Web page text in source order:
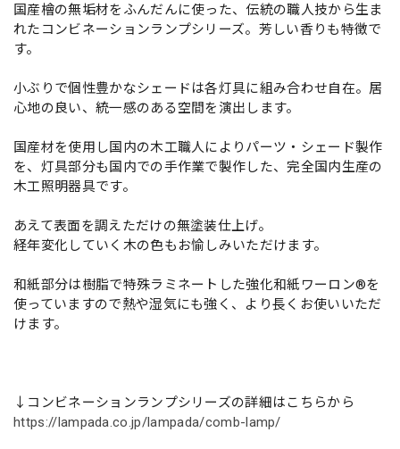
国産檜の無垢材をふんだんに使った、伝統の職人技から生ま
れたコンビネーションランプシリーズ。芳しい香りも特徴で
す。
小ぶりで個性豊かなシェードは各灯具に組み合わせ自在。居
心地の良い、統一感のある空間を演出します。
国産材を使用し国内の木工職人によりパーツ・シェード製作
を、灯具部分も国内での手作業で製作した、完全国内生産の
木工照明器具です。
あえて表面を調えただけの無塗装仕上げ。
経年変化していく木の色もお愉しみいただけます。
和紙部分は樹脂で特殊ラミネートした強化和紙ワーロン®を
使っていますので熱や湿気にも強く、より長くお使いいただ
けます。
↓コンビネーションランプシリーズの詳細はこちらから
https://lampada.co.jp/lampada/comb-lamp/